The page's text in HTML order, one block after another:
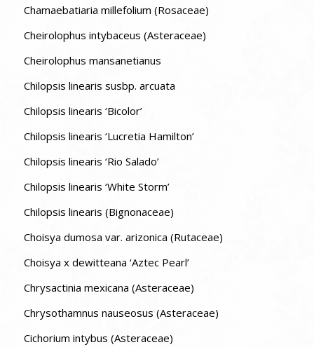
Chamaebatiaria millefolium (Rosaceae)
Cheirolophus intybaceus (Asteraceae)
Cheirolophus mansanetianus
Chilopsis linearis susbp. arcuata
Chilopsis linearis ‘Bicolor’
Chilopsis linearis ‘Lucretia Hamilton’
Chilopsis linearis ‘Rio Salado’
Chilopsis linearis ‘White Storm’
Chilopsis linearis (Bignonaceae)
Choisya dumosa var. arizonica (Rutaceae)
Choisya x dewitteana ‘Aztec Pearl’
Chrysactinia mexicana (Asteraceae)
Chrysothamnus nauseosus (Asteraceae)
Cichorium intybus (Asteraceae)